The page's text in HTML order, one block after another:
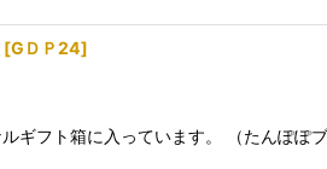
[GＤＰ24]
ギフト箱に入っています。 （たんぽ